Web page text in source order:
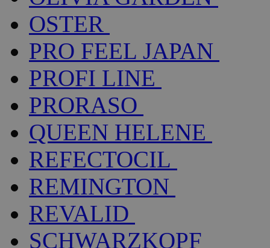
OSTER
PRO FEEL JAPAN
PROFI LINE
PRORASO
QUEEN HELENE
REFECTOCIL
REMINGTON
REVALID
SCHWARZKOPF